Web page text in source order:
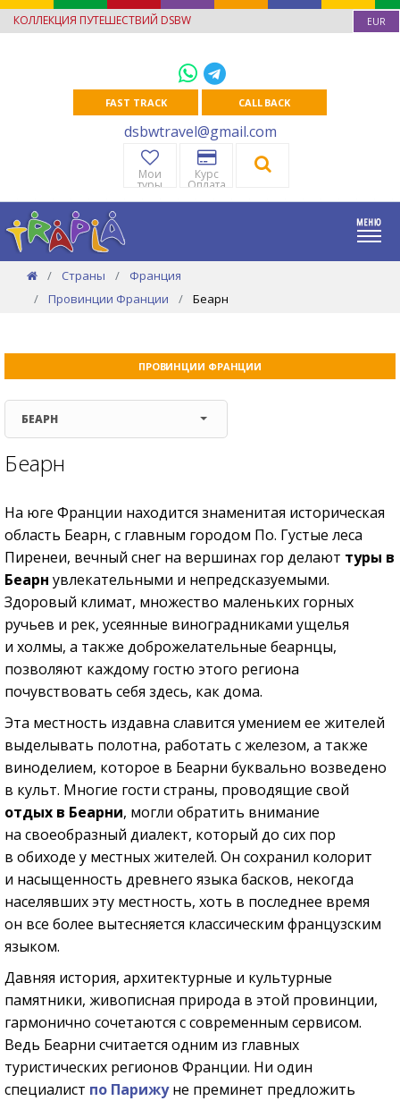
КОЛЛЕКЦИЯ ПУТЕШЕСТВИЙ DSBW EUR
FAST TRACK CALL BACK
dsbwtravel@gmail.com
Мои
туры
Курс
Оплата
Страны
Франция
Провинции Франции
Беарн
ПРОВИНЦИИ ФРАНЦИИ
БЕАРН
Беарн
На юге Франции находится знаменитая историческая
область Беарн, с главным городом По. Густые леса
Пиренеи, вечный снег на вершинах гор делают туры в
Беарн увлекательными и непредсказуемыми.
Здоровый климат, множество маленьких горных
ручьев и рек, усеянные виноградниками ущелья
и холмы, а также доброжелательные беарнцы,
позволяют каждому гостю этого региона
почувствовать себя здесь, как дома.
Эта местность издавна славится умением ее жителей
выделывать полотна, работать с железом, а также
виноделием, которое в Беарни буквально возведено
в культ. Многие гости страны, проводящие свой
отдых в Беарни, могли обратить внимание
на своеобразный диалект, который до сих пор
в обиходе у местных жителей. Он сохранил колорит
и насыщенность древнего языка басков, некогда
населявших эту местность, хоть в последнее время
он все более вытесняется классическим французским
языком.
Давняя история, архитектурные и культурные
памятники, живописная природа в этой провинции,
гармонично сочетаются с современным сервисом.
Ведь Беарни считается одним из главных
туристических регионов Франции. Ни один
специалист по Парижуне преминет предложить